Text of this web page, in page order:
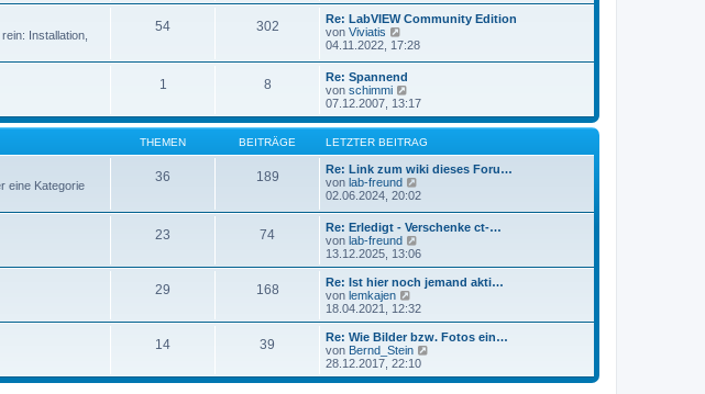
t
r
B
e
i
t
r
a
g
s
t
e
r
i
t
r
a
g
Installation,
54 302
Re: LabVIEW Community Edition
von Viviatis
e
e
s
t
e
r
B
e
t
r
a
g
04.11.2022, 17:28
1 8
Re: Spannend
von schimmi
e
u
e
s
t
e
r
B
i
t
r
a
g
07.12.2007, 13:17
THEMEN BEITRÄGE LETZTER BEITRAG
eine Kategorie
36 189
Re: Link zum wiki dieses Foru…
von lab-freund
e
s
t
e
r
B
i
t
r
a
g
02.06.2024, 20:02
23 74
Re: Erledigt - Verschenke ct-…
von lab-freund
e
u
e
s
t
B
e
i
t
13.12.2025, 13:06
29 168
Re: Ist hier noch jemand akti…
von lemkajen
e
u
e
s
t
r
18.04.2021, 12:32
14 39
Re: Wie Bilder bzw. Fotos ein…
von Bernd_Stein
u
28.12.2017, 22:10